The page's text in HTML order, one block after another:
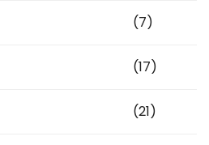
(7)
(17)
(21)